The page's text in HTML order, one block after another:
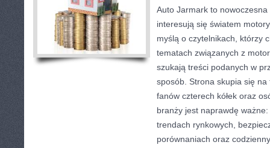
Auto Jarmark to
interesują się światem
myślą o czytelnikach, którzy
tematach związanych z
szukają treści podanych w
sposób. Strona skupia się
fanów czterech kółek oraz
branży jest naprawdę
trendach rynkowych,
porównaniach oraz